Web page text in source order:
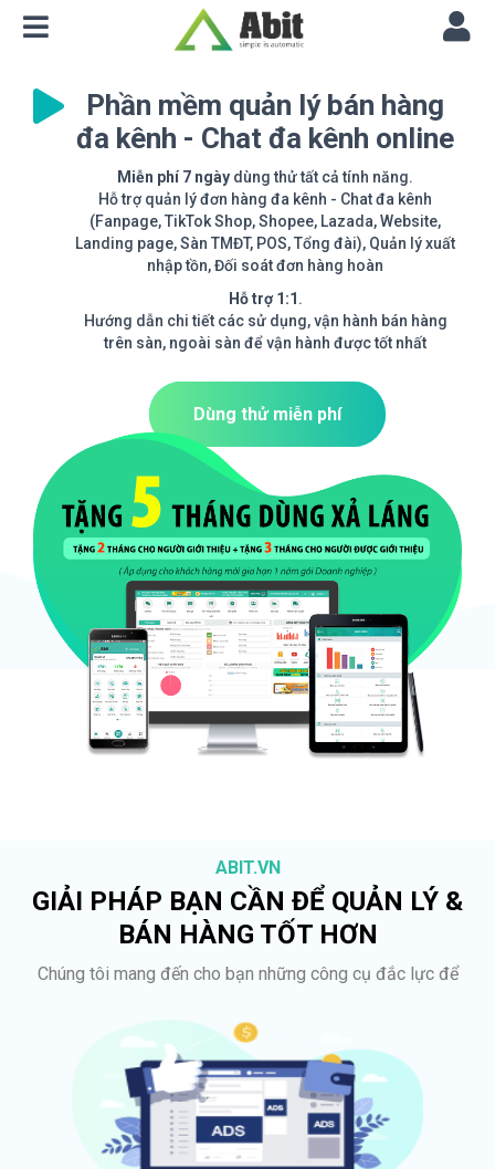
Phần mềm quản lý bán hàng
đa kênh - Chat đa kênh online
Miễn phí 7 ngày dùng thử tất cả tính năng.
Hỗ trợ quản lý đơn hàng đa kênh - Chat đa kênh
(Fanpage, TikTok Shop, Shopee, Lazada, Website,
Landing page, Sàn TMĐT, POS, Tổng đài), Quản lý xuất
nhập tồn, Đối soát đơn hàng hoàn
Hỗ trợ 1:1 .
Hướng dẫn chi tiết các sử dụng, vận hành bán hàng
trên sàn, ngoài sàn để vận hành được tốt nhất
Dùng thử miễn phí
ABIT.VN
GIẢI PHÁP BẠN CẦN ĐỂ QUẢN LÝ &
BÁN HÀNG TỐT HƠN
Chúng tôi mang đến cho bạn những công cụ đắc lực để